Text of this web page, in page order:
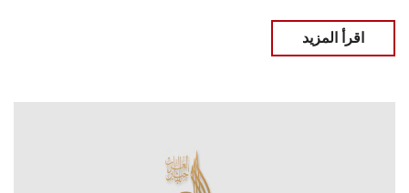
اقرأ المزيد